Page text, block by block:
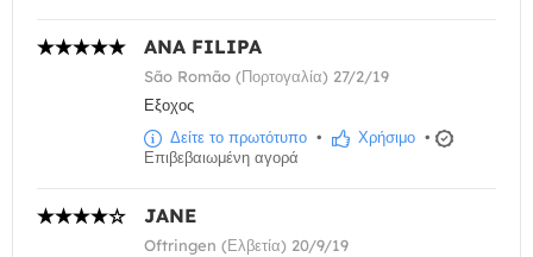
ANA FILIPA
São Romão (Πορτογαλία) 27/2/19
Εξοχος
Δείτε το πρωτότυπο • Χρήσιμο •
Επιβεβαιωμένη αγορά
JANE
Oftringen (Ελβετία) 20/9/19